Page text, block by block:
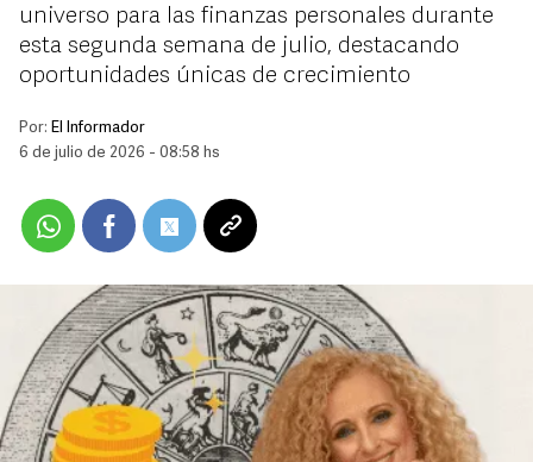
universo para las finanzas personales durante
esta segunda semana de julio, destacando
oportunidades únicas de crecimiento
Por: El Informador
6 de julio de 2026 - 08:58 hs